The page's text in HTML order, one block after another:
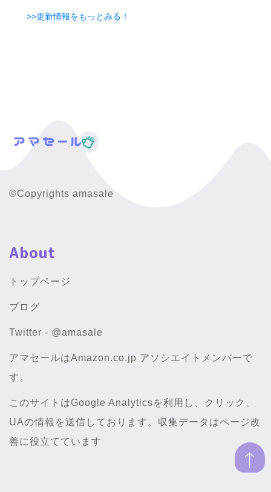
>>更新情報をもっとみる！
©Copyrights amasale
About
トップページ
ブログ
Twitter - @amasale
アマセールはAmazon.co.jp アソシエイトメンバーで
す。
このサイトはGoogle Analyticsを利用し、クリック、
UAの情報を送信しております。収集データはページ改
善に役立てています